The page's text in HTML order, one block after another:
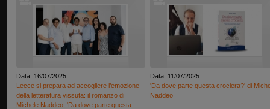
Data: 16/07/2025
Lecce si prepara ad accogliere l’emozione
della letteratura vissuta: il romanzo di
Michele Naddeo, 'Da dove parte questa
Data: 11/07/2025
'Da dove parte questa crociera?' di
Naddeo